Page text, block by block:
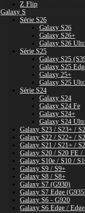
Z Flip
Galaxy S
Série S26
Galaxy S26
Galaxy S26+
Galaxy S26
Série S25
Galaxy S25
Galaxy S25
Galaxy 25+
Galaxy S25
Série S24
Galaxy S24
Galaxy S24 Fe
Galaxy S24+
Galaxy S24
Galaxy S23 / S23+ /
Galaxy S22 / S22+ /
Galaxy S21 / S21+ /
Galaxy S20 / S20 FE
Galaxy S10e / S10 /
Galaxy S9 / S9+
Galaxy S8 / S8+
Galaxy S7 (G930)
Galaxy S7 Edge
Galaxy S6 - G920
Galaxy S6 Edge /